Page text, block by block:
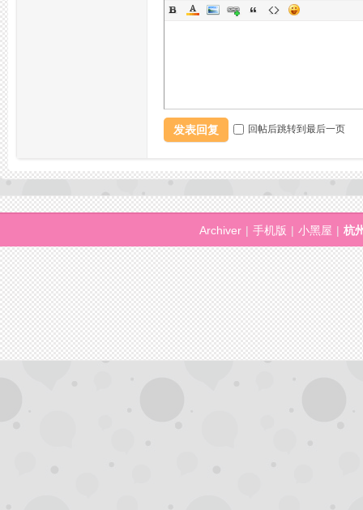
发表回复 回帖后跳转到最后一页
Archiver | 手机版 | 小黑屋 | 杭